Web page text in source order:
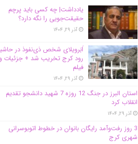
یادداشت| ‌چه کسی باید پرچم
حقیقت‌جویی را نگه دارد؟
آذر ۲۹, ۱۴۰۴
اَبَر‌ویلای شخص ذی‌نفوذ در
رود کرج تخریب شد + جزئیات و
فیلم
آذر ۲۹, ۱۴۰۴
استان البرز در جنگ 12 روزه 7 شهید دانشجو تقدیم
انقلاب کرد
آذر ۲۹, ۱۴۰۴
3 روز رفت‌وآمد رایگان بانوان در خطوط اتوبوسرانی
شهری کرج